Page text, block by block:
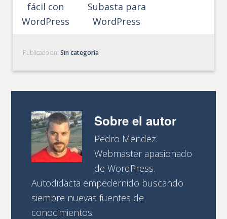
fácil con
WordPress
Subasta para
WordPress
Publicado en:Sin categoría
Sobre el autor
Pedro Mendez.
Webmaster apasionado
de WordPress.
Autodidacta empedernido buscando
siempre nuevas fuentes de
conocimientos.